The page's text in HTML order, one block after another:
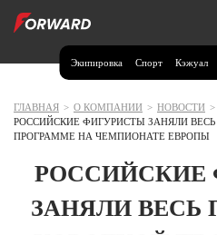
Экипировка Спорт Кэжуал
Москва и МО
Волгоградская область (1)
ГЛАВНАЯ > О КОМПАНИИ > НОВОСТИ >
РОССИЙСКИЕ ФИГУРИСТЫ ЗАНЯЛИ
ПРОГРАММЕ НА ЧЕМПИОНАТЕ ЕВРОПЫ
РОССИЙСКИЕ
ЗАНЯЛИ ВЕСЬ